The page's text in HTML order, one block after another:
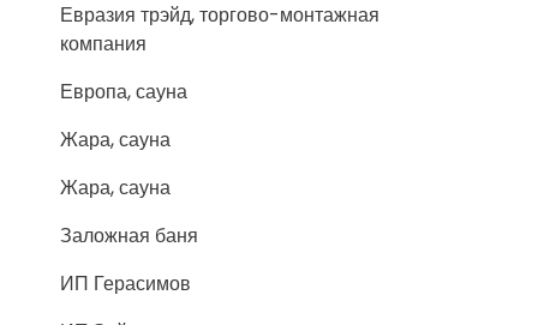
Евразия трэйд, торгово-монтажная
компания
Европа, сауна
Жара, сауна
Жара, сауна
Заложная баня
ИП Герасимов